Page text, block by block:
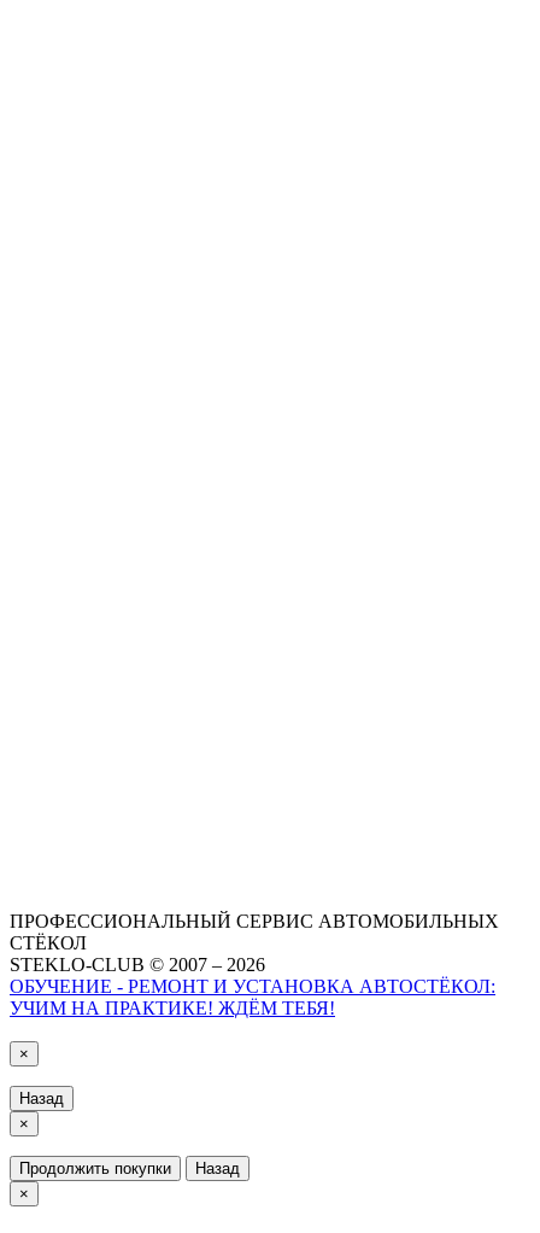
ПРОФЕССИОНАЛЬНЫЙ СЕРВИС АВТОМОБИЛЬНЫХ
СТЁКОЛ
STEKLO-CLUB © 2007 – 2026
ОБУЧЕНИЕ - РЕМОНТ И УСТАНОВКА АВТОСТЁКОЛ:
УЧИМ НА ПРАКТИКЕ! ЖДЁМ ТЕБЯ!
×
Назад
×
Продолжить покупки
Назад
×